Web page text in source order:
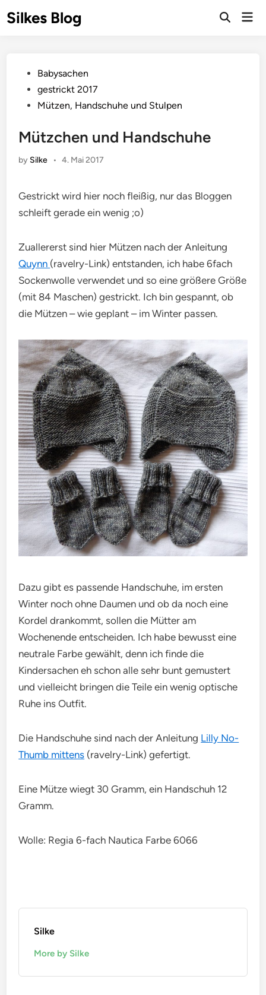
toSilkes Blog
PostedBabysachen
gestrickt 2017
Mützen, Handschuhe und Stulpen
Mützchen und Handschuhe
by Silke • 4. Mai 2017
Gestrickt wird hier noch fleißig, nur das Bloggen
schleift gerade ein wenig ;o)
Zuallererst sind hier Mützen nach der Anleitung
Quynn (ravelry-Link) entstanden, ich habe 6fach
Sockenwolle verwendet und so eine größere Größe
(mit 84 Maschen) gestrickt. Ich bin gespannt, ob
die Mützen – wie geplant – im Winter passen.
Dazu gibt es passende Handschuhe, im ersten
Winter noch ohne Daumen und ob da noch eine
Kordel drankommt, sollen die Mütter am
Wochenende entscheiden. Ich habe bewusst eine
neutrale Farbe gewählt, denn ich finde die
Kindersachen eh schon alle sehr bunt gemustert
und vielleicht bringen die Teile ein wenig optische
Ruhe ins Outfit.
Die Handschuhe sind nach der Anleitung Lilly No-
Thumb mittens (ravelry-Link) gefertigt.
Eine Mütze wiegt 30 Gramm, ein Handschuh 12
Gramm.
Wolle: Regia 6-fach Nautica Farbe 6066
Silke
More by Silke